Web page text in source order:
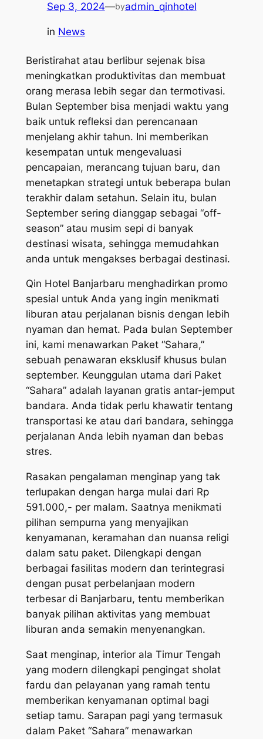
Sep 3, 2024—byadmin_qinhotel
in News
Beristirahat atau berlibur sejenak bisa
meningkatkan produktivitas dan membuat
orang merasa lebih segar dan termotivasi.
Bulan September bisa menjadi waktu yang
baik untuk refleksi dan perencanaan
menjelang akhir tahun. Ini memberikan
kesempatan untuk mengevaluasi
pencapaian, merancang tujuan baru, dan
menetapkan strategi untuk beberapa bulan
terakhir dalam setahun. Selain itu, bulan
September sering dianggap sebagai “off-
season” atau musim sepi di banyak
destinasi wisata, sehingga memudahkan
anda untuk mengakses berbagai destinasi.
Qin Hotel Banjarbaru menghadirkan promo
spesial untuk Anda yang ingin menikmati
liburan atau perjalanan bisnis dengan lebih
nyaman dan hemat. Pada bulan September
ini, kami menawarkan Paket “Sahara,”
sebuah penawaran eksklusif khusus bulan
september. Keunggulan utama dari Paket
“Sahara” adalah layanan gratis antar-jemput
bandara. Anda tidak perlu khawatir tentang
transportasi ke atau dari bandara, sehingga
perjalanan Anda lebih nyaman dan bebas
stres.
Rasakan pengalaman menginap yang tak
terlupakan dengan harga mulai dari Rp
591.000,- per malam. Saatnya menikmati
pilihan sempurna yang menyajikan
kenyamanan, keramahan dan nuansa religi
dalam satu paket. Dilengkapi dengan
berbagai fasilitas modern dan terintegrasi
dengan pusat perbelanjaan modern
terbesar di Banjarbaru, tentu memberikan
banyak pilihan aktivitas yang membuat
liburan anda semakin menyenangkan.
Saat menginap, interior ala Timur Tengah
yang modern dilengkapi pengingat sholat
fardu dan pelayanan yang ramah tentu
memberikan kenyamanan optimal bagi
setiap tamu. Sarapan pagi yang termasuk
dalam Paket “Sahara” menawarkan